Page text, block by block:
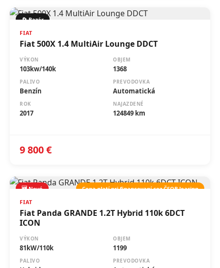
🔄 Bazár
FIAT
Fiat 500X 1.4 MultiAir Lounge DDCT
VÝKON
103kw/140k
OBJEM
1368
PALIVO
Benzín
PREVODOVKA
Automatická
ROK
2017
NAJAZDENÉ
124849 km
9 800 €
🆕 Nové
Cena platí pri financovaní cez ČSOB leasing
FIAT
Fiat Panda GRANDE 1.2T Hybrid 110k 6DCT
ICON
VÝKON
81kW/110k
OBJEM
1199
PALIVO PREVODOVKA